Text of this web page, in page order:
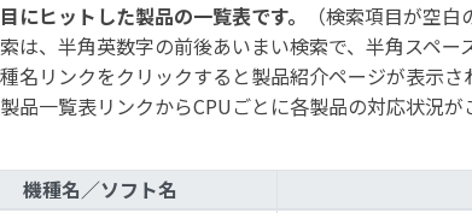
にヒットした製品の一覧表です。
（検索項目が空
は、半角英数字の前後あいまい検索で、半角スペー
名リンクをクリックすると製品紹介ページが表示さ
品一覧表リンクからCPUごとに各製品の対応状況が
機種名／ソフト名